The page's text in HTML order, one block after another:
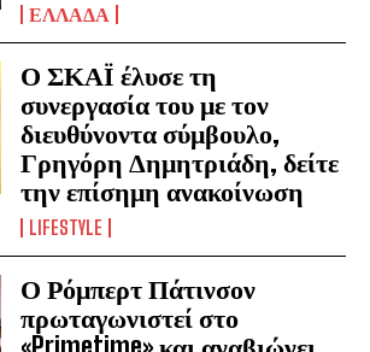
ΕΛΛΑΔΑ
Ο ΣΚΑΪ έλυσε τη
συνεργασία του με τον
διευθύνοντα σύμβουλο,
Γρηγόρη Δημητριάδη, δείτε
την επίσημη ανακοίνωση
LIFESTYLE
Ο Ρόμπερτ Πάτινσον
πρωταγωνιστεί στο